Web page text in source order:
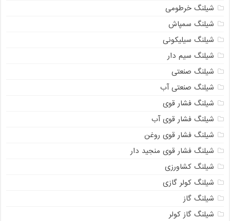
شیلنگ خرطومی
شیلنگ سمپاش
شیلنگ سیلیکونی
شیلنگ سیم دار
شیلنگ صنعتی
شیلنگ صنعتی آب
شیلنگ فشار قوی
شیلنگ فشار قوی آب
شیلنگ فشار قوی روغن
شیلنگ فشار قوی منجید دار
شیلنگ کشاورزی
شیلنگ کولر گازی
شیلنگ گاز
شیلنگ گاز کولر